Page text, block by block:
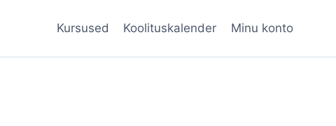
Kursused Koolituskalender Minu konto